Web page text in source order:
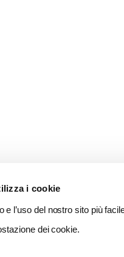
i cookie
e l’uso del nostro sito più
dei cookie.